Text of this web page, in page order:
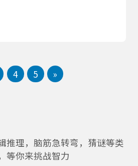
4 5 »
推理，脑筋急转弯，猜谜等类
等你来挑战智力